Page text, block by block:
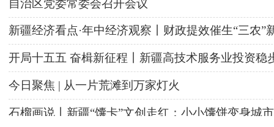
自治区党委常委会召开会议
新疆经济看点·年中经济观察丨财政提效催生“三农”
开局十五五 奋楫新征程丨新疆高技术服务业投资稳
今日聚焦 | 从一片荒滩到万家灯火
石榴画说丨新疆“馕卡”文创走红：小小馕饼变身城